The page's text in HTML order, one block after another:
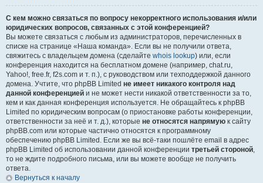
С кем можно связаться по вопросу некорректного использования и/или
юридических вопросов, связанных с этой конференцией?
Вы можете связаться с любым из администраторов, перечисленных в
списке на странице «Наша команда». Если вы не получили ответа,
свяжитесь с владельцем домена (сделайте whois lookup) или, если
конференция находится на бесплатном домене (например, chat.ru,
Yahoo!, free.fr, f2s.com и т. п.), с руководством или техподдержкой данного
домена. Учтите, что phpBB Limited не имеет никакого контроля над
данной конференцией и не может нести никакой ответственности за то,
кем и как данная конференция используется. Не обращайтесь к phpBB
Limited по юридическим вопросам (о приостановке работы конференции,
ответственности за неё и т. д.), которые не относятся напрямую к сайту
phpBB.com или которые частично относятся к программному
обеспечению phpBB Limited. Если же вы всё-таки пошлёте email в адрес
phpBB Limited об использовании данной конференции третьей стороной,
то не ждите подробного письма, или вы можете вообще не получить
ответа.
Вернуться к началу